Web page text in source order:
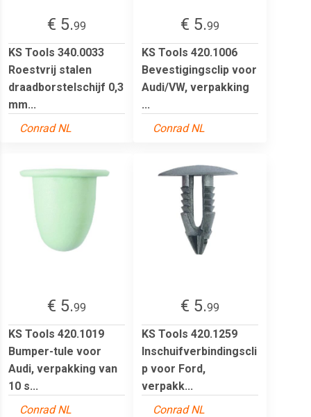
€ 5.99
KS Tools 340.0033
Roestvrij stalen
draadborstelschijf 0,3
mm...
Conrad NL
€ 5.99
KS Tools 420.1006
Bevestigingsclip voor
Audi/VW, verpakking
...
Conrad NL
€ 5.99
KS Tools 420.1019
Bumper-tule voor
Audi, verpakking van
10 s...
Conrad NL
€ 5.99
KS Tools 420.1259
Inschuifverbindingscli
p voor Ford,
verpakk...
Conrad NL